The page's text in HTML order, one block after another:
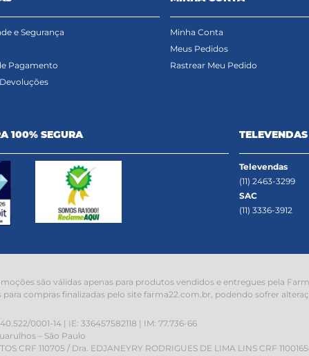
e Segurança
Pagamento
Minha Conta
Meus Pedidos
Rastrear Meu Pedido
100% SEGURA
Televendas
(11) 2463-3299
SAC
(11) 3336-3912
são válidas apenas para produtos vendidos e entregues pela
para compras finalizadas pelo site farma22.com.br, podendo sofrer
0001-14 | IE: 336457582118 | IM: 77.736-66
– São Paulo
CRF 110705 / Dra. EDJANEYRY RODRIGUES DE LIMA LINS CRF